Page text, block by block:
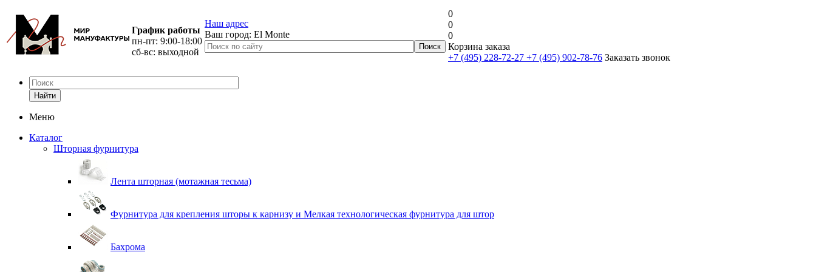
График работы
пн-пт: 9:00-18:00
сб-вс: выходной
Наш адрес
Ваш город: El Monte
0
0
0
Корзина заказа
+7 (495) 228-72-27 +7 (495) 902-78-76 Заказать звонок
Найти
Меню
Каталог
Шторная фурнитура
Лента шторная (мотажная тесьма)
Фурнитура для крепления шторы к карнизу и Мелкая технологическая фурнитура для штор
Бахрома